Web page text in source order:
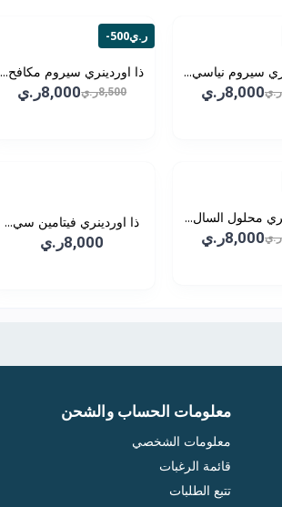
سيروم نياسي...
8,000ر.ي
-500ر.ي
ذا اوردينري سيروم مكافح...
8,500ر.ي 8,000ر.ي
محلول السال...
8,000ر.ي
ذا اوردينري فيتامين سي...
8,000ر.ي
معلومات الحساب والشحن
معلومات الشخصي
قائمة الرغبات
تتبع الطلبات